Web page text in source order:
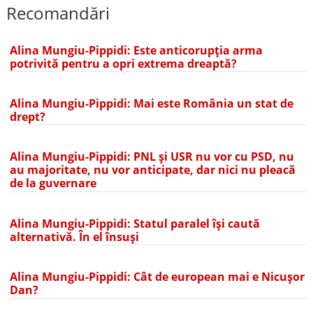
Recomandări
Alina Mungiu-Pippidi: Este anticorupția arma
potrivită pentru a opri extrema dreaptă?
Alina Mungiu-Pippidi: Mai este România un stat de
drept?
Alina Mungiu-Pippidi: PNL și USR nu vor cu PSD, nu
au majoritate, nu vor anticipate, dar nici nu pleacă
de la guvernare
Alina Mungiu-Pippidi: Statul paralel își caută
alternativă. În el însuși
Alina Mungiu-Pippidi: Cât de european mai e Nicușor
Dan?